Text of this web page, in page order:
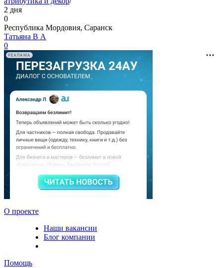
2 дня
0
Республика Мордовия, Саранск
Татьяна В А
0
РЕКЛАМА
О проекте
Наши вакансии
Блог компании
Помощь